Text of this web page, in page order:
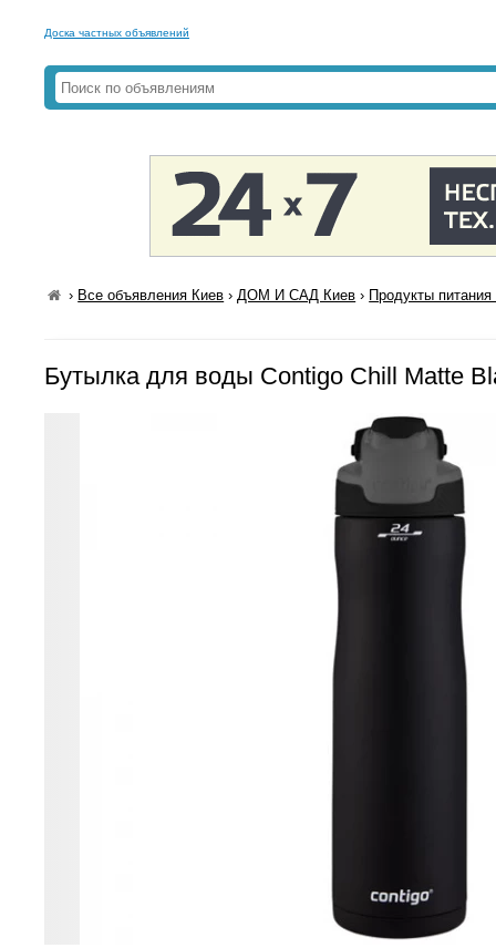
Доска частных объявлений
› Все объявления Киев ›ДОМ И САД Киев › Продукты
Бутылка для воды Contigo Chill Matte